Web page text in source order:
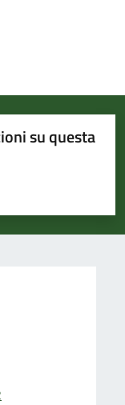
su questa